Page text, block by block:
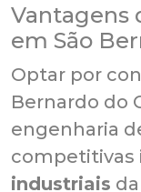
Vantagens
em São
Optar por
Bernardo do
engenharia
competitivas
industriais